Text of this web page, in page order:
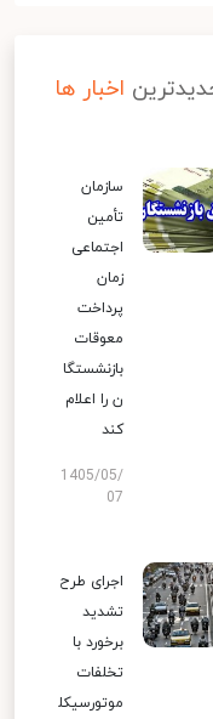
اخبار ها
سازمان
تأمین
اجتماعی
زمان
پرداخت
معوقات
بازنشستگا
ن را اعلام
کند
1405/05/
07
اجرای طرح
تشدید
برخورد با
تخلفات
موتورسیکل